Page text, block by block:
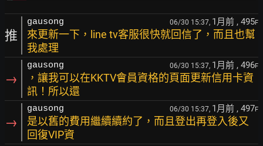
推
gausong 06/30 15:37, 1月前 , 495F
來更新一下，line tv客服很快就回信了，而且也幫
我處理
→
gausong 06/30 15:37, 1月前 , 496F
，讓我可以在KKTV會員資格的頁面更新信用卡資
訊！所以還
→
gausong 06/30 15:37, 1月前 , 497F
是以舊的費用繼續續約了，而且登出再登入後又
回復VIP資